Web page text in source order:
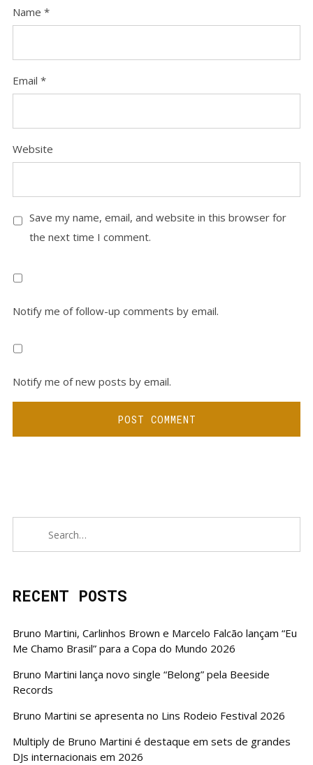
Name *
Email *
Website
Save my name, email, and website in this browser for
the next time I comment.
Notify me of follow-up comments by email.
Notify me of new posts by email.
RECENT POSTS
Bruno Martini, Carlinhos Brown e Marcelo Falcão lançam “Eu
Me Chamo Brasil” para a Copa do Mundo 2026
Bruno Martini lança novo single “Belong” pela Beeside
Records
Bruno Martini se apresenta no Lins Rodeio Festival 2026
Multiply de Bruno Martini é destaque em sets de grandes
DJs internacionais em 2026